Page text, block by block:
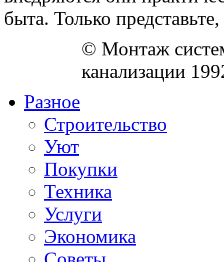
быта. Только
© Монтаж
канализации
Разное
Строительство
Уют
Покупки
Техника
Услуги
Экономика